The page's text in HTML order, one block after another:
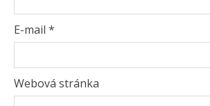
E-mail *
Webová stránka